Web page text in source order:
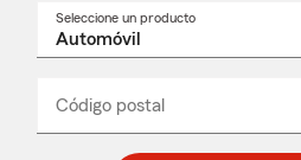
Seleccione un producto
desplegable
Código postal
_____